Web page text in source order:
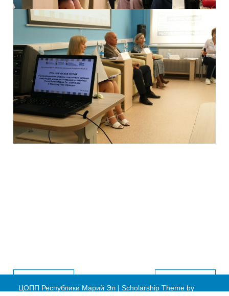
ЦОПП Республики Марий Эл |Scholarship Theme by